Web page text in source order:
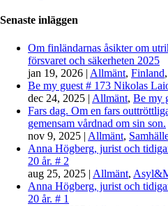
Senaste inläggen
Om finländarnas åsikter om
försvaret och säkerheten 2025
jan 19, 2026 | Allmänt, Finland,
Be my guest # 173 Nikolas
dec 24, 2025 | Allmänt, Be my
Fars dag. Om en fars
gemensam vårdnad om sin son.
nov 9, 2025 | Allmänt,
Anna Högberg, jurist och
20 år. # 2
aug 25, 2025 | Allmänt,
Anna Högberg, jurist och
20 år. # 1